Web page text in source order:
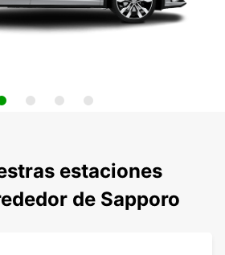
estaciones
de Sapporo